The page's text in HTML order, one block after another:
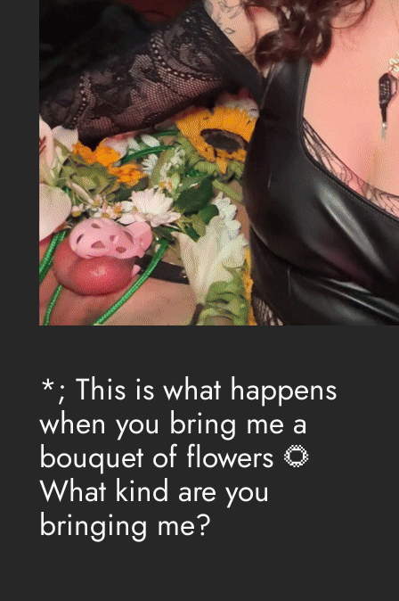
*; This is what happens
when you bring me a
bouquet of flowers 🌻
What kind are you
bringing me?